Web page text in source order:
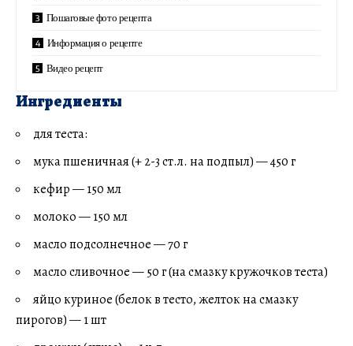
Пошаговые фото рецепта
Информация о рецепте
Видео рецепт
Ингредиенты
для теста:
мука пшеничная (+ 2-3 ст.л. на подпыл) — 450 г
кефир — 150 мл
молоко — 150 мл
масло подсолнечное — 70 г
масло сливочное — 50 г (на смазку кружочков теста)
яйцо куриное (белок в тесто, желток на смазку
пирогов) — 1 шт